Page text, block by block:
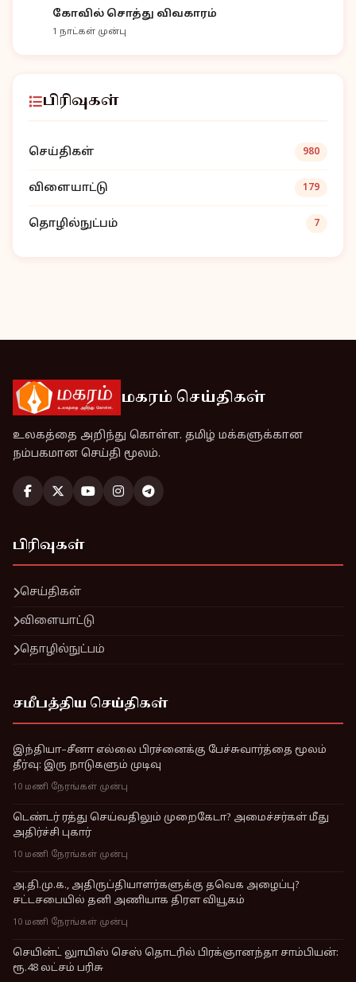
கோவில் சொத்து விவகாரம்
1 நாட்கள் முன்பு
பிரிவுகள்
செய்திகள் 980
விளையாட்டு 179
தொழில்நுட்பம் 7
மகரம் செய்திகள்
உலகத்தை அறிந்து கொள்ள. தமிழ் மக்களுக்கான
நம்பகமான செய்தி மூலம்.
பிரிவுகள்
செய்திகள்
விளையாட்டு
தொழில்நுட்பம்
சமீபத்திய செய்திகள்
இந்தியா–சீனா எல்லை பிரச்னைக்கு பேச்சுவார்த்தை மூலம்
தீர்வு: இரு நாடுகளும் முடிவு
10 மணி நேரங்கள் முன்பு
டெண்டர் ரத்து செய்வதிலும் முறைகேடா? அமைச்சர்கள் மீது
அதிர்ச்சி புகார்
10 மணி நேரங்கள் முன்பு
அ.தி.மு.க., அதிருப்தியாளர்களுக்கு தவெக அழைப்பு?
சட்டசபையில் தனி அணியாக திரள வியூகம்
10 மணி நேரங்கள் முன்பு
செயின்ட் லுாயிஸ் செஸ் தொடரில் பிரக்ஞானந்தா சாம்பியன்:
ரூ.48 லட்சம் பரிசு